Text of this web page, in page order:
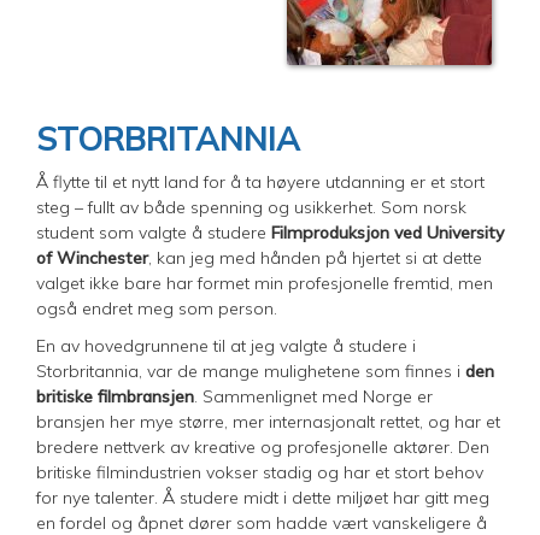
STORBRITANNIA
Å flytte til et nytt land for å ta høyere utdanning er et stort
steg – fullt av både spenning og usikkerhet. Som norsk
student som valgte å studere Filmproduksjon ved University
of Winchester, kan jeg med hånden på hjertet si at dette
valget ikke bare har formet min profesjonelle fremtid, men
også endret meg som person.
En av hovedgrunnene til at jeg valgte å studere i
Storbritannia, var de mange mulighetene som finnes i den
britiske filmbransjen. Sammenlignet med Norge er
bransjen her mye større, mer internasjonalt rettet, og har et
bredere nettverk av kreative og profesjonelle aktører. Den
britiske filmindustrien vokser stadig og har et stort behov
for nye talenter. Å studere midt i dette miljøet har gitt meg
en fordel og åpnet dører som hadde vært vanskeligere å